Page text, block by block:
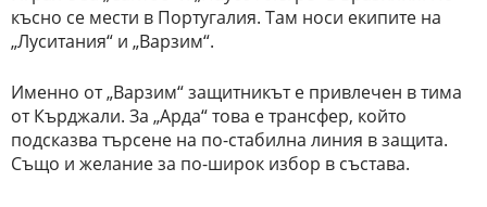
късно се мести в Португалия. Там носи екипите на
„Луситания“ и „Варзим“.
Именно от „Варзим“ защитникът е привлечен в тима
от Кърджали. За „Арда“ това е трансфер, който
подсказва търсене на по-стабилна линия в защита.
Също и желание за по-широк избор в състава.